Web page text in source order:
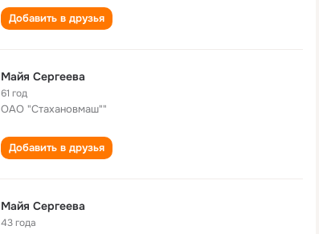
Добавить в друзья
Майя Сергеева
61 год
ОАО "Стахановмаш""
Добавить в друзья
Майя Сергеева
43 года